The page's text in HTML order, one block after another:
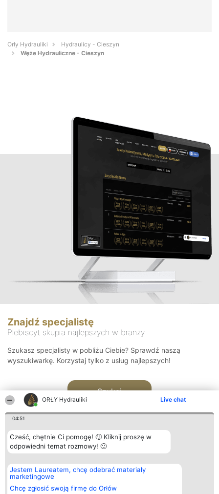
ORŁY Hydrauliki Live chat
04:51
Cześć, chętnie Ci pomogę! 🙂 Kliknij proszę w
odpowiedni temat rozmowy! 🙂
Jestem Laureatem, chcę odebrać materiały
marketingowe
Chcę zgłosić swoją firmę do Orłów
Orły Hydrauliki
Hydraulicy - Cieszyn
Węże Hydrauliczne - Cieszyn
Znajdź specjalistę
Plebiscyt skupia najlepszych w branży
Szukasz specjalisty w pobliżu Ciebie? Sprawdź naszą
wyszukiwarkę. Korzystaj tylko z usług najlepszych!
Szukaj
Organizator plebiscytu
Bright Side Solutions sp. z o.
o. sp. k.
ul. Ruska 22
Wrocław 50-079
Plebiscyt
Laureaci
wszystkich
Laureatów
Kontakt
Kontakt